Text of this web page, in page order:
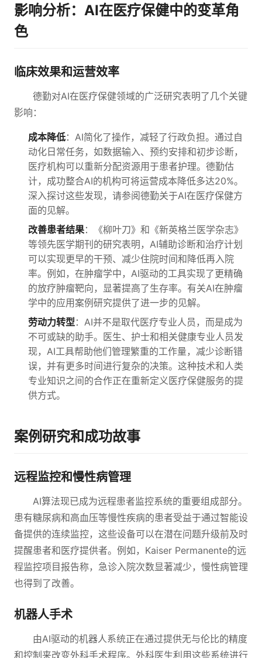
影响分析：AI在医疗保健中的变革角
色
临床效果和运营效率
德勤对AI在医疗保健领域的广泛研究表明了几个关键
影响：
成本降低：AI简化了操作，减轻了行政负担。通过自
动化日常任务，如数据输入、预约安排和初步诊断，
医疗机构可以重新分配资源用于患者护理。德勤估
计，成功整合AI的机构可将运营成本降低多达20%。
深入探讨这些发现，请参阅德勤关于AI在医疗保健方
面的见解。
改善患者结果：《柳叶刀》和《新英格兰医学杂志》
等领先医学期刊的研究表明，AI辅助诊断和治疗计划
可以实现更早的干预、减少住院时间和降低再入院
率。例如，在肿瘤学中，AI驱动的工具实现了更精确
的放疗肿瘤靶向，显著提高了生存率。有关AI在肿瘤
学中的应用案例研究提供了进一步的见解。
劳动力转型：AI并不是取代医疗专业人员，而是成为
不可或缺的助手。医生、护士和相关健康专业人员发
现，AI工具帮助他们管理繁重的工作量，减少诊断错
误，并有更多时间进行复杂的决策。这种技术和人类
专业知识之间的合作正在重新定义医疗保健服务的提
供方式。
案例研究和成功故事
远程监控和慢性病管理
AI算法现已成为远程患者监控系统的重要组成部分。
患有糖尿病和高血压等慢性疾病的患者受益于通过智能设
备提供的连续监控，这些设备可以在潜在问题升级前及时
提醒患者和医疗提供者。例如，Kaiser Permanente的远
程监控项目报告称，急诊入院次数显著减少，慢性病管理
也得到了改善。
机器人手术
由AI驱动的机器人系统正在通过提供无与伦比的精度
和控制来改变外科手术程序。外科医生利用这些系统进行